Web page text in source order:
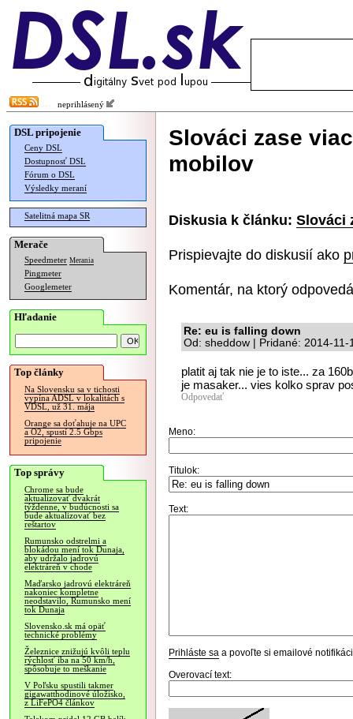
neprihlásený
DSL pripojenie
Ceny DSL
Dostupnosť DSL
Fórum o DSL
Výsledky meraní
Satelitná mapa SR
Merače
Speedmeter Merania
Pingmeter
Googlemeter
Hľadanie
Top články
Na Slovensku sa v tichosti
vypína ADSL v lokalitách s
VDSL, už 31. mája
Orange sa doťahuje na UPC
a O2, spustí 2.5 Gbps
pripojenie
Top správy
Chrome sa bude
aktualizovať dvakrát
týždenne, v budúcnosti sa
bude aktualizovať bez
reštartov
Rumunsko odstrelmi a
blokádou mení tok Dunaja,
aby udržalo jadrovú
elektráreň v chode
Maďarsko jadrovú elektráreň
nakoniec kompletne
neodstavilo, Rumunsko mení
tok Dunaja
Slovensko.sk má opäť
technické problémy
Železnice znižujú kvôli teplu
rýchlosť iba na 50 km/h,
spôsobuje to meškanie
V Poľsku spustili takmer
gigawatthodinové úložisko,
z LiFePO4 článkov
Slováci zase
mobilov
Diskusia k článku: Slováci
Prispievajte do diskusií ako
Komentár, na ktorý
Re: eu is falling down
Od: sheddow | Pridané: 2014-11-
platit aj tak nie je to iste... za
je masaker... vies kolko sprav
Odpovedať
Meno:
Titulok:
Text:
Prihláste sa a povoľte si emailové
Overovací text: